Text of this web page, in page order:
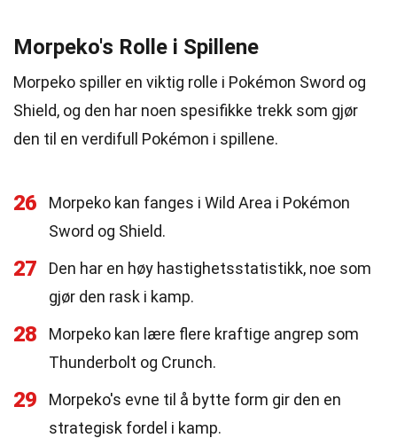
Morpeko's Rolle i Spillene
Morpeko spiller en viktig rolle i Pokémon Sword og
Shield, og den har noen spesifikke trekk som gjør
den til en verdifull Pokémon i spillene.
26
Morpeko kan fanges i Wild Area i Pokémon
Sword og Shield.
27
Den har en høy hastighetsstatistikk, noe som
gjør den rask i kamp.
28
Morpeko kan lære flere kraftige angrep som
Thunderbolt og Crunch.
29
Morpeko's evne til å bytte form gir den en
strategisk fordel i kamp.